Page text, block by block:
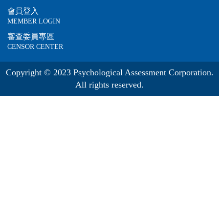
會員登入
MEMBER LOGIN
審查委員專區
CENSOR CENTER
Copyright © 2023 Psychological Assessment Corporation.
All rights reserved.